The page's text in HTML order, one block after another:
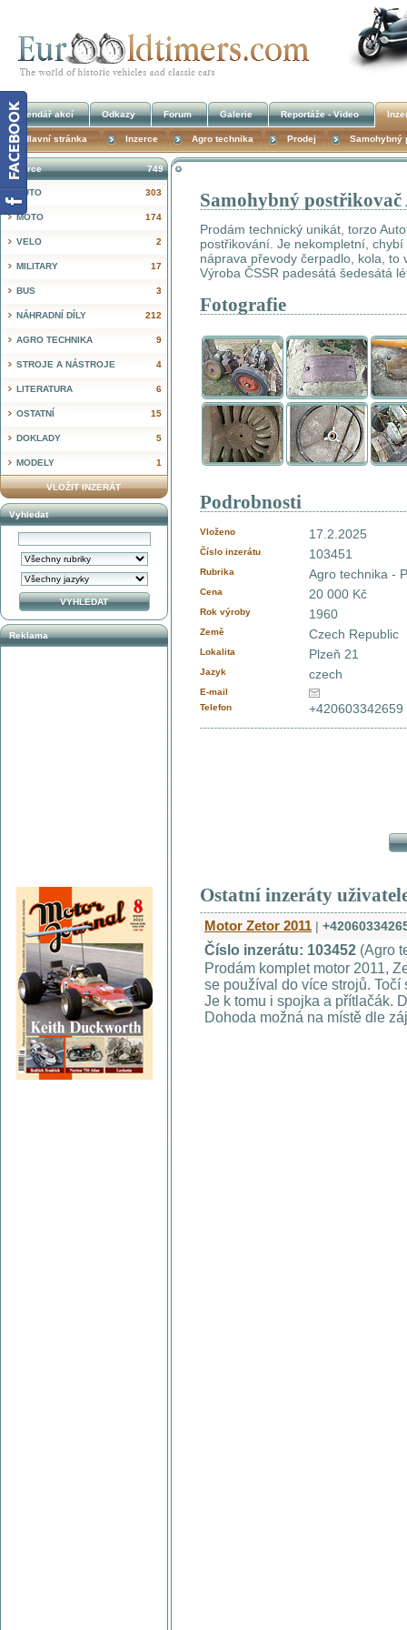
Samohybný
Prodám technický unikát, torzo
postřikování. Je nekompletní,
náprava převody čerpadlo, kola,
Výroba ČSSR padesátá šedesátá
Fotografie
Podrobnosti
Vloženo 17.2.2025
Číslo inzerátu 103451
Rubrika Agro technika -
Cena 20 000 Kč
Rok výroby 1960
Země Czech Republic
Lokalita Plzeň 21
Jazyk czech
E-mail
Telefon
+420603342659
Ostatní inzeráty
Motor Zetor 2011 |
Číslo inzerátu: 103452 (Agro
Prodám komplet motor 2011,
se používal do více strojů.
Je k tomu i spojka a přítlačák.
Dohoda možná na místě dle
749
Inzerce
303
AUTO
174
MOTO
2
VELO
17
MILITARY
3
BUS
212
NÁHRADNÍ DÍLY
9
AGRO TECHNIKA
4
STROJE A NÁSTROJE
6
LITERATURA
15
OSTATNÍ
5
DOKLADY
1
MODELY
VLOŽIT INZERÁT
Vyhledat
Reklama
Kalendář akcí Odkazy Forum Galerie Reportáže - Video
Hlavní stránka Inzerce Agro technika Prodej Samohybný